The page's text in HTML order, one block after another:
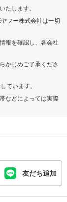
たします。
フー株式会社は一切
報を確認し、各会社
かじめご了承くださ
ています。
などによっては実際
友だち追加